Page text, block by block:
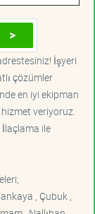
İşyeri
çözümler
en iyi ekipman
veriyoruz.
İlaçlama ile
, Çubuk ,